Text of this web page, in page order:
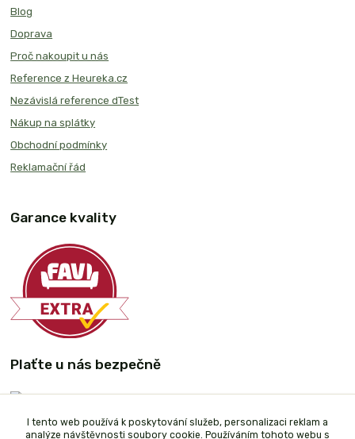
Blog
Doprava
Proč nakoupit u nás
Reference z Heureka.cz
Nezávislá reference dTest
Nákup na splátky
Obchodní podmínky
Reklamační řád
Garance kvality
Plaťte u nás bezpečně
I tento web používá k poskytování služeb, personalizaci reklam a
analýze návštěvnosti soubory cookie. Používáním tohoto webu s